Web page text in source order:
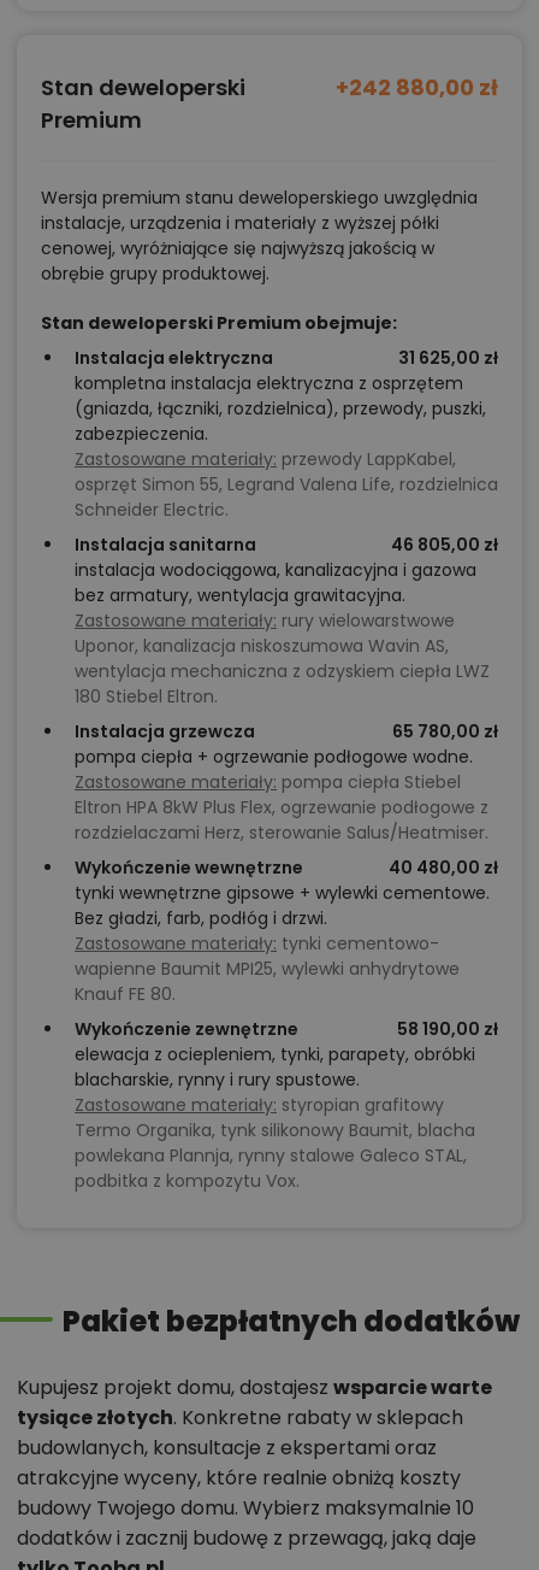
Stan deweloperski
Premium
+242 880,00 zł
Wersja premium stanu deweloperskiego uwzględnia
instalacje, urządzenia i materiały z wyższej półki
cenowej, wyróżniające się najwyższą jakością w
obrębie grupy produktowej.
Stan deweloperski Premium obejmuje:
Instalacja elektryczna
31 625,00 zł
kompletna instalacja elektryczna z osprzętem
(gniazda, łączniki, rozdzielnica), przewody, puszki,
zabezpieczenia.
Zastosowane materiały: przewody LappKabel,
osprzęt Simon 55, Legrand Valena Life, rozdzielnica
Schneider Electric.
Instalacja sanitarna
46 805,00 zł
instalacja wodociągowa, kanalizacyjna i gazowa
bez armatury, wentylacja grawitacyjna.
Zastosowane materiały: rury wielowarstwowe
Uponor, kanalizacja niskoszumowa Wavin AS,
wentylacja mechaniczna z odzyskiem ciepła LWZ
180 Stiebel Eltron.
Instalacja grzewcza
65 780,00 zł
pompa ciepła + ogrzewanie podłogowe wodne.
Zastosowane materiały: pompa ciepła Stiebel
Eltron HPA 8kW Plus Flex, ogrzewanie podłogowe z
rozdzielaczami Herz, sterowanie Salus/Heatmiser.
Wykończenie wewnętrzne
40 480,00 zł
tynki wewnętrzne gipsowe + wylewki cementowe.
Bez gładzi, farb, podłóg i drzwi.
Zastosowane materiały: tynki cementowo-
wapienne Baumit MPI25, wylewki anhydrytowe
Knauf FE 80.
Wykończenie zewnętrzne
58 190,00 zł
elewacja z ociepleniem, tynki, parapety, obróbki
blacharskie, rynny i rury spustowe.
Zastosowane materiały: styropian grafitowy
Termo Organika, tynk silikonowy Baumit, blacha
powlekana Plannja, rynny stalowe Galeco STAL,
podbitka z kompozytu Vox.
Pakiet bezpłatnych dodatków
Kupujesz projekt domu, dostajesz wsparcie warte
tysiące złotych. Konkretne rabaty w sklepach
budowlanych, konsultacje z ekspertami oraz
atrakcyjne wyceny, które realnie obniżą koszty
budowy Twojego domu. Wybierz maksymalnie 10
dodatków i zacznij budowę z przewagą, jaką daje